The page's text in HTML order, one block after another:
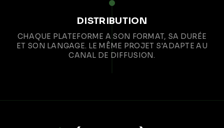
DISTRIBUTION
CHAQUE PLATEFORME A SON FORMAT, SA DURÉE
ET SON LANGAGE. LE MÊME PROJET S'ADAPTE AU
CANAL DE DIFFUSION.